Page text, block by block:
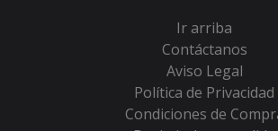
Ir arriba
Contáctanos
Aviso Legal
Política de Privacidad
Condiciones de